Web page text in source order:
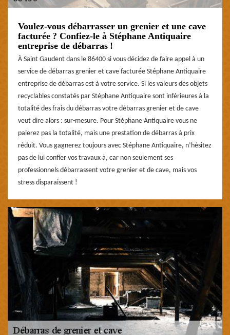
Voulez-vous débarrasser un grenier et une cave
facturée ? Confiez-le à Stéphane Antiquaire
entreprise de débarras !
À Saint Gaudent dans le 86400 si vous décidez de faire appel à un
service de débarras grenier et cave facturée Stéphane Antiquaire
entreprise de débarras est à votre service. Si les valeurs des objets
recyclables constatés par Stéphane Antiquaire sont inférieures à la
totalité des frais du débarras votre débarras grenier et de cave
veut dire alors : sur-mesure. Pour Stéphane Antiquaire vous ne
paierez pas la totalité, mais une prestation de débarras à prix
réduit. Vous gagnerez toujours avec Stéphane Antiquaire, n’hésitez
pas de lui confier vos travaux à, car non seulement ses
professionnels débarrassent votre grenier et de cave, mais vos
stress disparaissent !